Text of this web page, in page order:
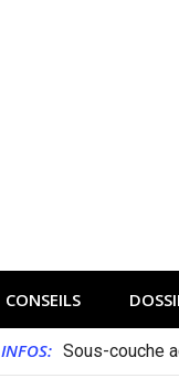
CONSEILS
INFOS: Sous-couche